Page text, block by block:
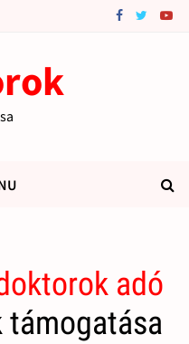
adó
támogatása